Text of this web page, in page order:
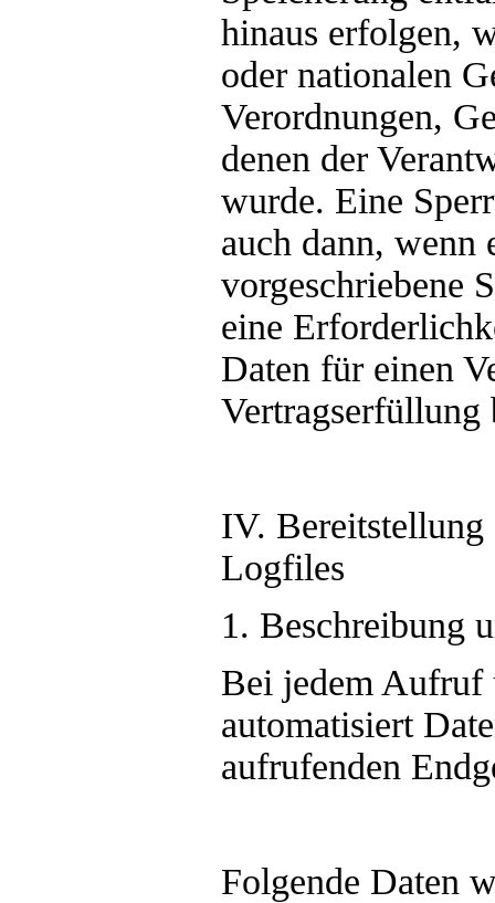
hinaus erfolgen,
oder nationalen
Verordnungen,
denen der
wurde. Eine
auch dann, wenn
vorgeschriebene
eine
Daten für einen
Vertragserfüllung
IV. Bereitstellung
Logfiles
1. Beschreibung
Bei jedem Aufruf
automatisiert
aufrufenden
Folgende Daten